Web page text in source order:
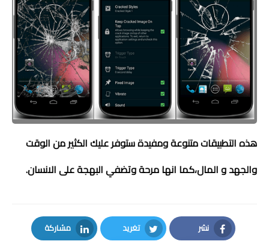
هذه التطبيقات متنوعة ومفيدة ستوفر عليك الكثير من الوقت
والجهد و المال،كما انها مرحة وتضفي البهجة على الانسان.
نشر تغريد مشاركة